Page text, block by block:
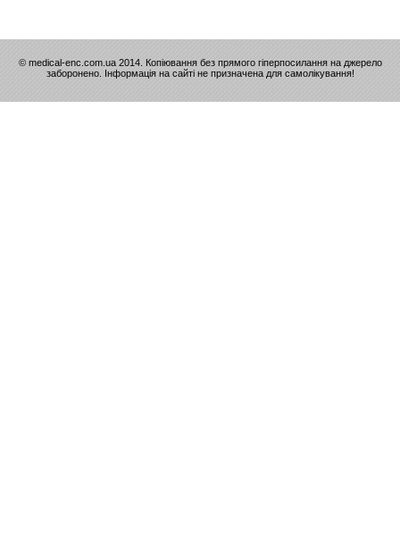
© medical-enc.com.ua 2014. Копіювання без прямого гіперпосилання на джерело
заборонено. Інформація на сайті не призначена для самолікування!